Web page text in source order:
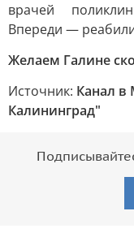
врачей
Впереди —
Желаем Галине
Источник: Канал в
Калининград"